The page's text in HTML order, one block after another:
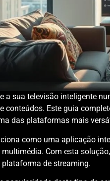
a sua televisão inteligente
conteúdos. Este guia
das plataformas mais
como uma aplicação
Com esta
plataforma de streaming.